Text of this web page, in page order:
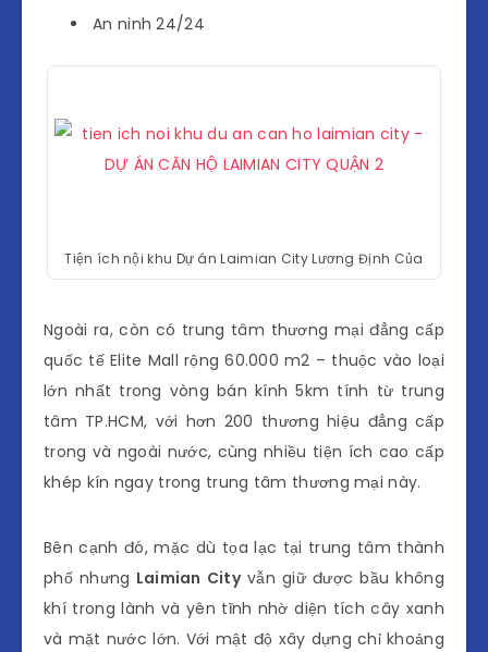
An ninh 24/24
Tiện ích nội khu Dự án Laimian City Lương Định Của
Ngoài ra, còn có trung tâm thương mại đẳng cấp
quốc tế Elite Mall rộng 60.000 m2 – thuộc vào loại
lớn nhất trong vòng bán kính 5km tính từ trung
tâm TP.HCM, với hơn 200 thương hiệu đẳng cấp
trong và ngoài nước, cùng nhiều tiện ích cao cấp
khép kín ngay trong trung tâm thương mại này.
Bên cạnh đó, mặc dù tọa lạc tại trung tâm thành
phố nhưng Laimian Cityvẫn giữ được bầu không
khí trong lành và yên tĩnh nhờ diện tích cây xanh
và mặt nước lớn. Với mật độ xây dựng chỉ khoảng